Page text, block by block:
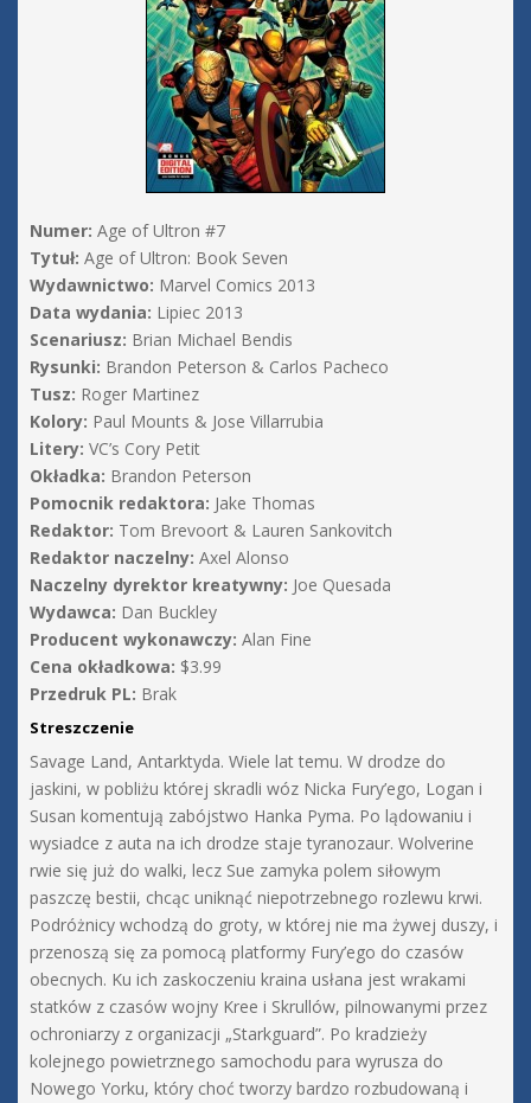
Numer: Age of Ultron #7
Tytuł: Age of Ultron: Book Seven
Wydawnictwo: Marvel Comics 2013
Data wydania: Lipiec 2013
Scenariusz: Brian Michael Bendis
Rysunki: Brandon Peterson & Carlos Pacheco
Tusz: Roger Martinez
Kolory: Paul Mounts & Jose Villarrubia
Litery: VC’s Cory Petit
Okładka: Brandon Peterson
Pomocnik redaktora: Jake Thomas
Redaktor: Tom Brevoort & Lauren Sankovitch
Redaktor naczelny: Axel Alonso
Naczelny dyrektor kreatywny: Joe Quesada
Wydawca: Dan Buckley
Producent wykonawczy: Alan Fine
Cena okładkowa: $3.99
Przedruk PL: Brak
Streszczenie
Savage Land, Antarktyda. Wiele lat temu. W drodze do
jaskini, w pobliżu której skradli wóz Nicka Fury’ego, Logan i
Susan komentują zabójstwo Hanka Pyma. Po lądowaniu i
wysiadce z auta na ich drodze staje tyranozaur. Wolverine
rwie się już do walki, lecz Sue zamyka polem siłowym
paszczę bestii, chcąc uniknąć niepotrzebnego rozlewu krwi.
Podróżnicy wchodzą do groty, w której nie ma żywej duszy, i
przenoszą się za pomocą platformy Fury’ego do czasów
obecnych. Ku ich zaskoczeniu kraina usłana jest wrakami
statków z czasów wojny Kree i Skrullów, pilnowanymi przez
ochroniarzy z organizacji „Starkguard”. Po kradzieży
kolejnego powietrznego samochodu para wyrusza do
Nowego Yorku, który choć tworzy bardzo rozbudowaną i